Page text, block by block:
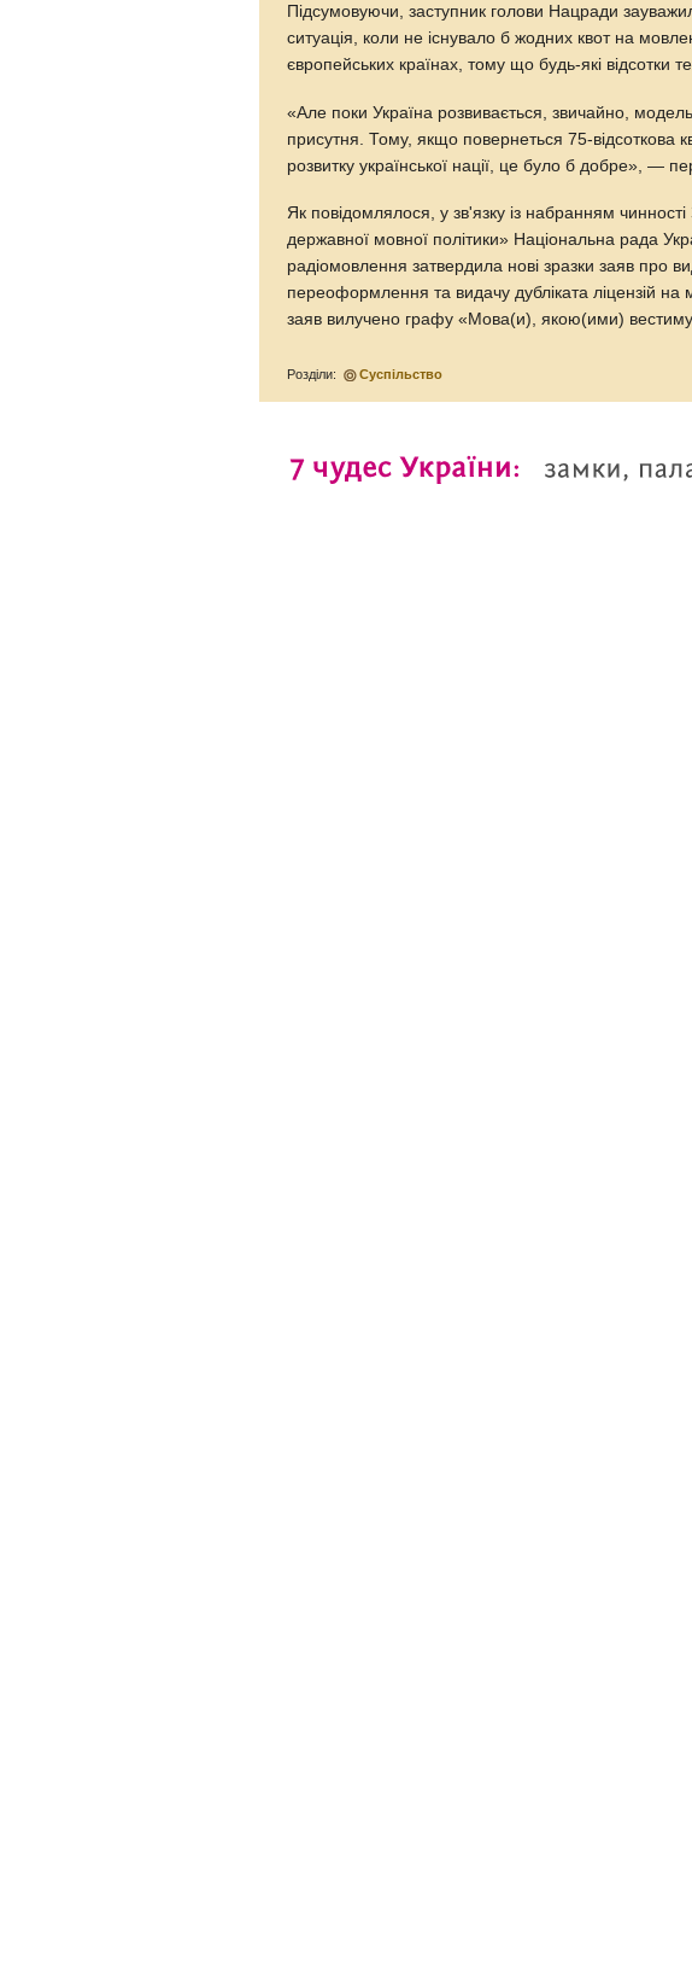
Підсумовуючи, заступник голови Нацради
ситуація, коли не існувало б жодних квот на
європейських країнах, тому що будь-які відсотки
«Але поки Україна розвивається, звичайно,
присутня. Тому, якщо повернеться 75-відсоткова
розвитку української нації, це було б добре», —
Як повідомлялося, у зв'язку із набранням
державної мовної політики» Національна рада
радіомовлення затвердила нові зразки заяв про
переоформлення та видачу дубліката ліцензій на
заяв вилучено графу «Мова(и), якою(ими)
Розділи: Суспільство